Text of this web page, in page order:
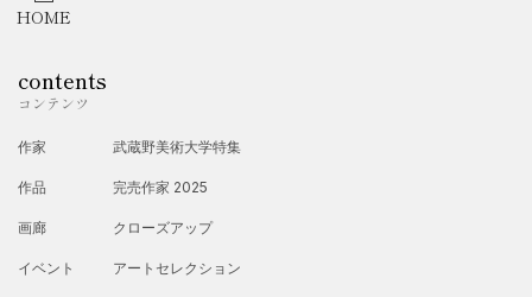
「第五回みなとみらいでみらい展」
ART INCUBATION SERIES 15
HOME
contents
コンテンツ
作家
作品
画廊
イベント
武蔵野美術大学特集
完売作家 2025
クローズアップ
アートセレクション